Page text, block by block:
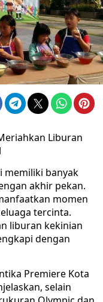
Liburan
memiliki banyak
akhir pekan.
momen
tercinta.
liburan kekinian
dengan
Premiere Kota
selain